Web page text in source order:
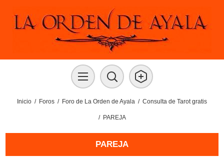
Inicio / Foros / Foro de La Orden de Ayala / Consulta de Tarot gratis
/ PAREJA
PAREJA